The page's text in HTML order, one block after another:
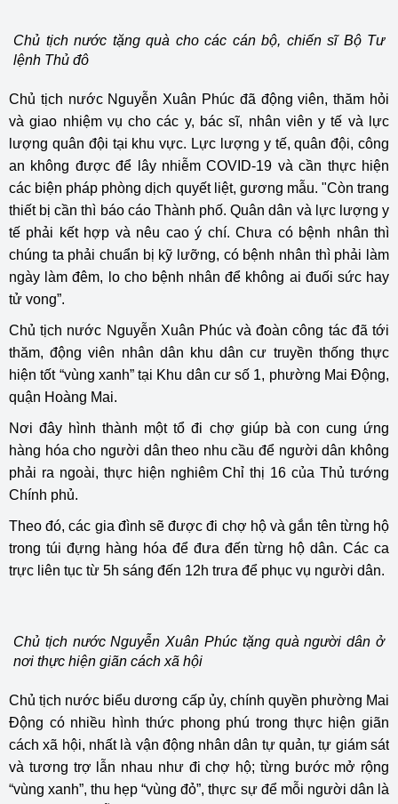
Chủ tịch nước tặng quà cho các cán bộ, chiến sĩ Bộ Tư
lệnh Thủ đô
Chủ tịch nước Nguyễn Xuân Phúc đã động viên, thăm hỏi
và giao nhiệm vụ cho các y, bác sĩ, nhân viên y tế và lực
lượng quân đội tại khu vực. Lực lượng y tế, quân đội, công
an không được để lây nhiễm COVID-19 và cần thực hiện
các biện pháp phòng dịch quyết liệt, gương mẫu. "Còn trang
thiết bị cần thì báo cáo Thành phố. Quân dân và lực lượng y
tế phải kết hợp và nêu cao ý chí. Chưa có bệnh nhân thì
chúng ta phải chuẩn bị kỹ lưỡng, có bệnh nhân thì phải làm
ngày làm đêm, lo cho bệnh nhân để không ai đuối sức hay
tử vong”.
Chủ tịch nước Nguyễn Xuân Phúc và đoàn công tác đã tới
thăm, động viên nhân dân khu dân cư truyền thống thực
hiện tốt “vùng xanh” tại Khu dân cư số 1, phường Mai Động,
quận Hoàng Mai.
Nơi đây hình thành một tổ đi chợ giúp bà con cung ứng
hàng hóa cho người dân theo nhu cầu để người dân không
phải ra ngoài, thực hiện nghiêm Chỉ thị 16 của Thủ tướng
Chính phủ.
Theo đó, các gia đình sẽ được đi chợ hộ và gắn tên từng hộ
trong túi đựng hàng hóa để đưa đến từng hộ dân. Các ca
trực liên tục từ 5h sáng đến 12h trưa để phục vụ người dân.
Chủ tịch nước Nguyễn Xuân Phúc tặng quà người dân ở
nơi thực hiện giãn cách xã hội
Chủ tịch nước biểu dương cấp ủy, chính quyền phường Mai
Động có nhiều hình thức phong phú trong thực hiện giãn
cách xã hội, nhất là vận động nhân dân tự quản, tự giám sát
và tương trợ lẫn nhau như đi chợ hộ; từng bước mở rộng
“vùng xanh”, thu hẹp “vùng đỏ”, thực sự để mỗi người dân là